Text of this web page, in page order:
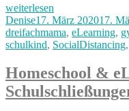
„Isolation
&
eLearning
Tag
–
erste
Hindernisse“
weiterlesen
Autor
DeniseVeröffentlicht
am
17. März 202017.
dreifachmama, eLearning,
schulkind, SocialDistancing,
Homeschool &